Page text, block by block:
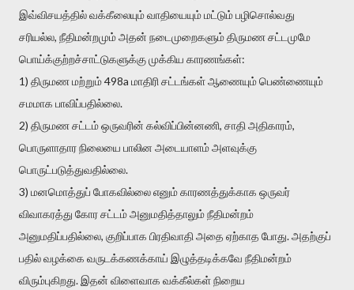
இவ்விசயத்தில் வக்கீலையும் வாதியையும் மட்டும் பழிசொல்வது
சரியல்ல, நீதிமன்றமும் அதன் நடைமுறைகளும் திருமண சட்டமுமே
பொய்க்குற்றச்சாட்டுகளுக்கு முக்கிய காரணங்கள்:
1) திருமண மற்றும் 498a மாதிரி சட்டங்கள் ஆணையும் பெண்ணையும்
சமமாக பாவிப்பதில்லை.
2) திருமண சட்டம் ஒருவரின் கல்விப்பின்னணி, சாதி அதிகாரம்,
பொருளாதார நிலையை பாலின அடையாளம் அளவுக்கு
பொருட்படுத்துவதில்லை.
3) மனமொத்துப் போகவில்லை எனும் காரணத்துக்காக ஒருவர்
விவாகரத்து கோர சட்டம் அனுமதித்தாலும் நீதிமன்றம்
அனுமதிப்பதில்லை, குறிப்பாக பிரதிவாதி அதை ஏற்காத போது. அதற்குப்
பதில் வழக்கை வருடக்கணக்காய் இழுத்தடிக்கவே நீதிமன்றம்
விரும்புகிறது. இதன் விளைவாக வக்கீல்கள் நிறைய